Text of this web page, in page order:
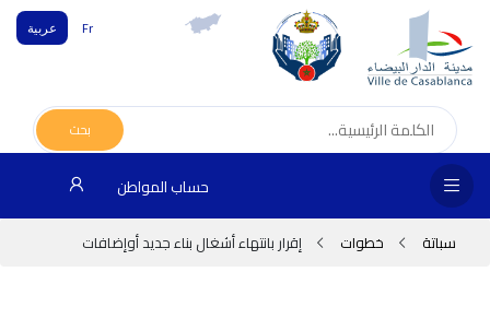
Fr عربية
بحث
حساب المواطن
سباتة خطوات إقرار بانتهاء أشغال بناء جديد أوإضافات